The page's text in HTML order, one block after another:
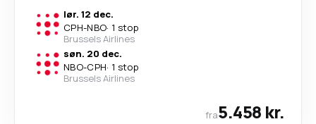
lør. 12 dec.
CPH-NBO· 1 stop
Brussels Airlines
søn. 20 dec.
NBO-CPH· 1 stop
Brussels Airlines
fra5.458 kr.